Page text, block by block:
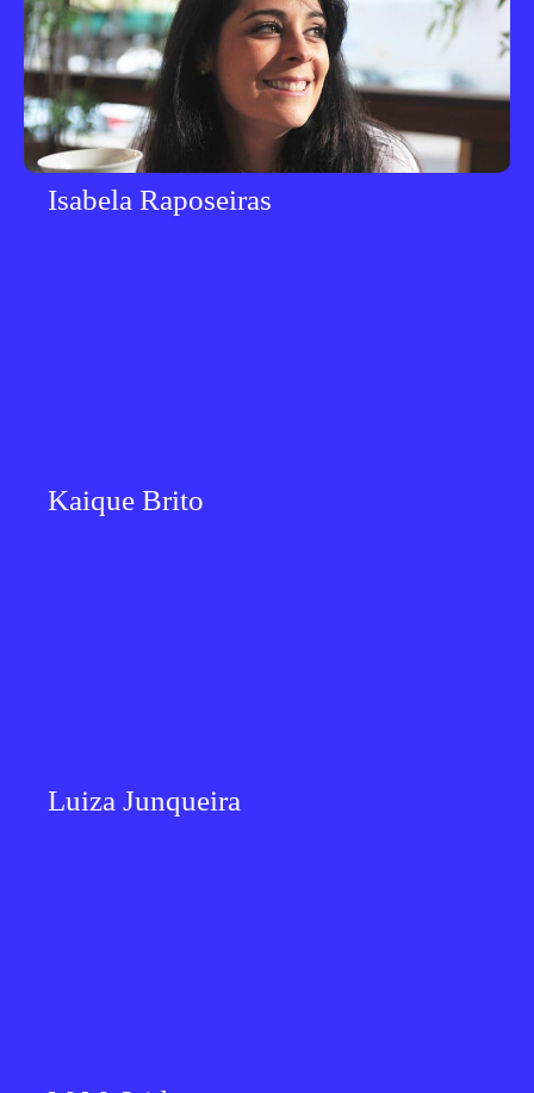
Isabela Raposeiras
Kaique Brito
Luiza Junqueira